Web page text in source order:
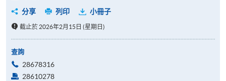
分享
列印 小冊子
截止於 2026年2月15日 (星期日)
查詢
28678316
28610278